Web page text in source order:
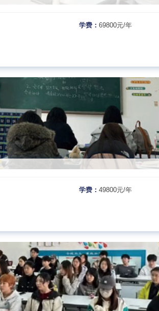
学费：69800元/年
学费：49800元/年